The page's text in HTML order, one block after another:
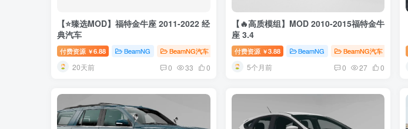
【⭐臻选MOD】福特金牛座 2011-2022 经
典汽车
付费资源 ￥6.88 BeamNG BeamNG汽车 臻选MOD
20天前 0 33 0
【🔥高质模组】MOD 2010-2015福特金牛
座 3.4
付费资源 ￥3.88 BeamNG BeamNG汽车
5个月前 0 27 0